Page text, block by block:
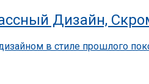
Дизайн,